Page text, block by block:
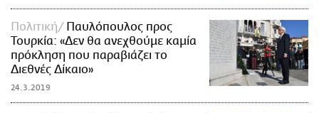
Πολιτική
Παυλόπουλος προς
Τουρκία: «Δεν θα ανεχθούμε καμία
πρόκληση που παραβιάζει το
Διεθνές Δίκαιο»
24.3.2019